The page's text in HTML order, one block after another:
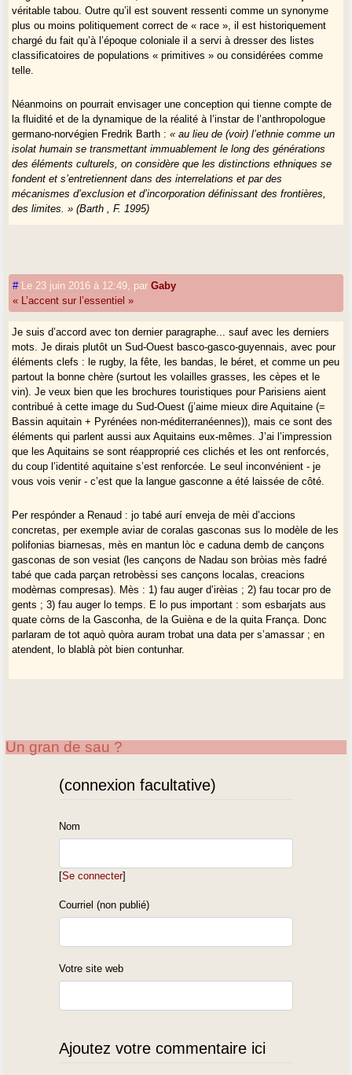
véritable tabou. Outre qu’il est souvent ressenti comme un synonyme
plus ou moins politiquement correct de « race », il est historiquement
chargé du fait qu’à l’époque coloniale il a servi à dresser des listes
classificatoires de populations « primitives » ou considérées comme
telle.
Néanmoins on pourrait envisager une conception qui tienne compte de
la fluidité et de la dynamique de la réalité à l’instar de l’anthropologue
germano-norvégien Fredrik Barth :« au lieu de (voir) l’ethnie comme un
isolat humain se transmettant immuablement le long des générations
des éléments culturels, on considère que les distinctions ethniques se
fondent et s’entretiennent dans des interrelations et par des
mécanismes d’exclusion et d’incorporation définissant des frontières,
des limites. » (Barth , F. 1995)
moyen commode de nommer un fait indéniable inscrit dans la réalité, à
savoir l’existence de groupes humains assimilables à des familles
extrêmement étendues, fondés sur le partage de comportements et de
reconnaissance par soi et par les « autres ». Ces groupes humains
existent et comme il faut bien donner un nom aux choses, le seul
disponible sur le marché de nos jours est bien celui d’ethnie. Peut-être
qu’à l’avenir un autre, plus précis, moins « pesant », verra le jour. Pour
l’instant je n’en vois pas d’autre.
Cela dit, peut-on parler de l’existence d’une ethnie gasconne ? Je ne le
crois pas pour la bonne raison que la gasconnité réelle et ressentie est
le fait d’une toute petite minorité dont la langue maternelle est
désormais le français et non plus le gascon comme c’était le cas il y a
encore un peu plus d’un demi-siècle. Cette situation se trouve aggravée
remplacement à un rythme accéléré par des populations allogènes,
européennes et extra-européennes, totalement étrangères à ce qui
faisait jadis de la Gascogne une réalité historique et ethno-linguistique.
Désormais, les Gascons, du moins ceux qui se considèrent et se
veulent comme tels, ne sont plus qu’une sous-ethnie française dans un
Sud-Ouest fantasmé à la parisienne, plus basque que gascon.
# Le 23 juin 2016 à 12:49 parGaby
« L’accent sur l’essentiel »
Je suis d’accord avec ton dernier paragraphe... sauf avec les derniers
mots. Je dirais plutôt un Sud-Ouest basco-gasco-guyennais, avec pour
éléments clefs : le rugby, la fête, les bandas, le béret, et comme un peu
partout la bonne chère (surtout les volailles grasses, les cèpes et le
vin). Je veux bien que les brochures touristiques pour Parisiens aient
contribué à cette image du Sud-Ouest (j’aime mieux dire Aquitaine (=
Bassin aquitain + Pyrénées non-méditerranéennes)), mais ce sont des
éléments qui parlent aussi aux Aquitains eux-mêmes. J’ai l’impression
que les Aquitains se sont réapproprié ces clichés et les ont renforcés,
du coup l’identité aquitaine s’est renforcée. Le seul inconvénient - je
vous vois venir - c’est que la langue gasconne a été laissée de côté.
Per respónder a Renaud : jo tabé aurí enveja de mèi d’accions
concretas, per exemple aviar de coralas gasconas sus lo modèle de les
polifonias biarnesas, mès en mantun lòc e caduna demb de cançons
gasconas de son vesiat (les cançons de Nadau son bròias mès fadré
tabé que cada parçan retrobèssi ses cançons localas, creacions
modèrnas compresas). Mès : 1) fau auger d’irèias ; 2) fau tocar pro de
gents ; 3) fau auger lo temps. E lo pus important : som esbarjats aus
quate còrns de la Gasconha, de la Guièna e de la quita França. Donc
parlaram de tot aquò quòra auram trobat una data per s’amassar ; en
atendent, lo blablà pòt bien contunhar.
Un gran de sau ?
(connexion facultative)
Nom
[Se connecter]
Courriel (non publié)
Votre site web
Ajoutez votre commentaire ici